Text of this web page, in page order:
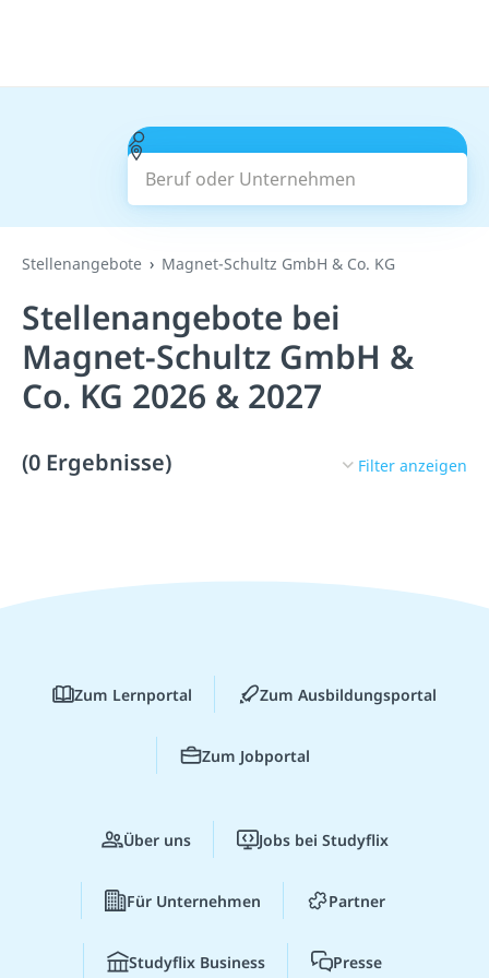
Beruf oder Unternehmen
Suchen
Stellenangebote Magnet-Schultz GmbH & Co. KG
Stellenangebote bei
Magnet-Schultz GmbH &
Co. KG 2026 & 2027
(0 Ergebnisse) Filter anzeigen
Zum Lernportal Zum Ausbildungsportal
Zum Jobportal
Über uns Jobs bei Studyflix
Für Unternehmen Partner
Studyflix Business Presse